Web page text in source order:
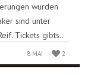
wurden
sind unter
Tickets gibts..
8 MAI 2